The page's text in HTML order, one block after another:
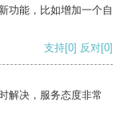
功能，比如增加一个自
支持[0] 反对[0]
解决，服务态度非常